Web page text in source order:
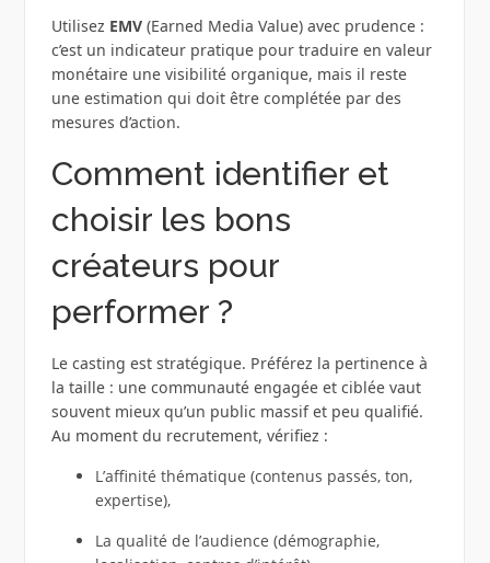
Utilisez EMV(Earned Media Value) avec prudence :
c’est un indicateur pratique pour traduire en valeur
monétaire une visibilité organique, mais il reste
une estimation qui doit être complétée par des
mesures d’action.
Comment identifier et
choisir les bons
créateurs pour
performer ?
Le casting est stratégique. Préférez la pertinence à
la taille : une communauté engagée et ciblée vaut
souvent mieux qu’un public massif et peu qualifié.
Au moment du recrutement, vérifiez :
L’affinité thématique (contenus passés, ton,
expertise),
La qualité de l’audience (démographie,